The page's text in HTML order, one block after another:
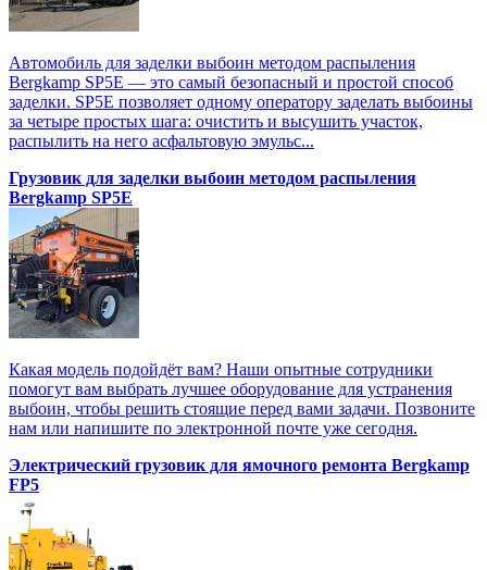
Автомобиль для заделки выбоин методом распыления
Bergkamp SP5E — это самый безопасный и простой способ
заделки. SP5E позволяет одному оператору заделать выбоины
за четыре простых шага: очистить и высушить участок,
распылить на него асфальтовую эмульс...
Грузовик для заделки выбоин методом распыления
Bergkamp SP5E
Какая модель подойдёт вам? Наши опытные сотрудники
помогут вам выбрать лучшее оборудование для устранения
выбоин, чтобы решить стоящие перед вами задачи. Позвоните
нам или напишите по электронной почте уже сегодня.
Электрический грузовик для ямочного ремонта Bergkamp
FP5